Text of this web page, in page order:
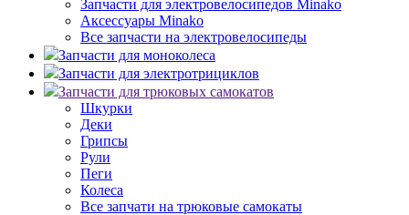
Запчасти для электровелосипедов Minako
Аксессуары Minako
Все запчасти на электровелосипеды
Запчасти для моноколеса
Запчасти для электротрициклов
Запчасти для трюковых самокатов
Шкурки
Деки
Грипсы
Рули
Пеги
Колеса
Все запчати на трюковые самокаты